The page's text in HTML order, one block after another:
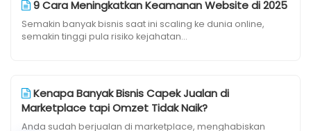
9 Cara Meningkatkan Keamanan Website di 2025
Semakin banyak bisnis saat ini scaling ke dunia online,
semakin tinggi pula risiko kejahatan...
Kenapa Banyak Bisnis Capek Jualan di
Marketplace tapi Omzet Tidak Naik?
Anda sudah berjualan di marketplace, menghabiskan